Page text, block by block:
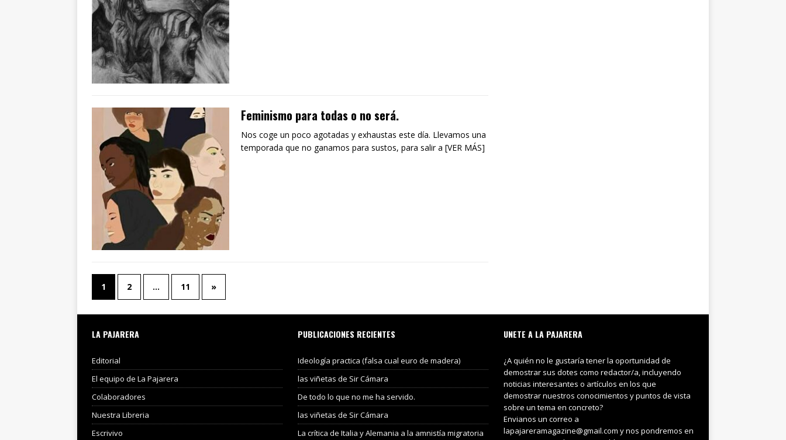
Feminismo para todas o no será.
Nos coge un poco agotadas y exhaustas este día. Llevamos una
temporada que no ganamos para sustos, para salir a [VER MÁS]
1 2 … 11 »
LA PAJARERA
Editorial
El equipo de La Pajarera
Colaboradores
Nuestra Libreria
Escrivivo
PUBLICACIONES RECIENTES
Ideología practica (falsa cual euro de madera)
las viñetas de Sir Cámara
De todo lo que no me ha servido.
las viñetas de Sir Cámara
La crítica de Italia y Alemania a la amnistía migratoria
UNETE A LA PAJARERA
¿A quién no le gustaría tener la oportunidad de
demostrar sus dotes como redactor/a, incluyendo
noticias interesantes o artículos en los que
demostrar nuestros conocimientos y puntos de vista
sobre un tema en concreto?
Envianos un correo a
lapajareramagazine@gmail.com y nos pondremos en